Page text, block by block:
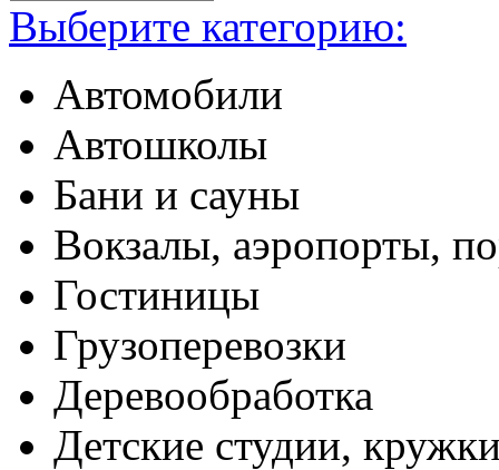
Выберите категорию:
Автомобили
Автошколы
Бани и сауны
Вокзалы, аэропорты,
Гостиницы
Грузоперевозки
Деревообработка
Детские студии,